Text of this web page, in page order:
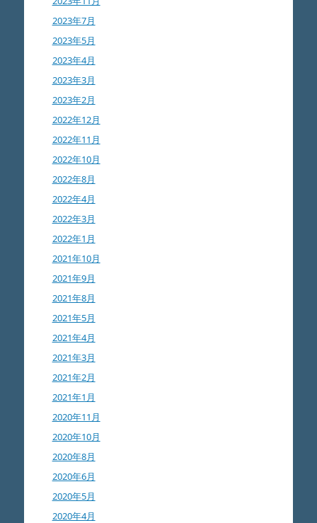
2023年7月
2023年5月
2023年4月
2023年3月
2023年2月
2022年12月
2022年11月
2022年10月
2022年8月
2022年4月
2022年3月
2022年1月
2021年10月
2021年9月
2021年8月
2021年5月
2021年4月
2021年3月
2021年2月
2021年1月
2020年11月
2020年10月
2020年8月
2020年6月
2020年5月
2020年4月